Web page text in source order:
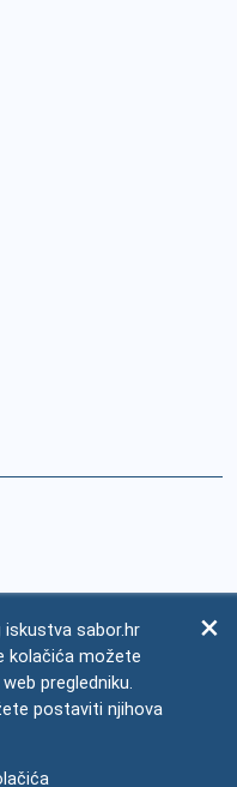
iskustva sabor.hr
kolačića možete
pregledniku.
postaviti njihova